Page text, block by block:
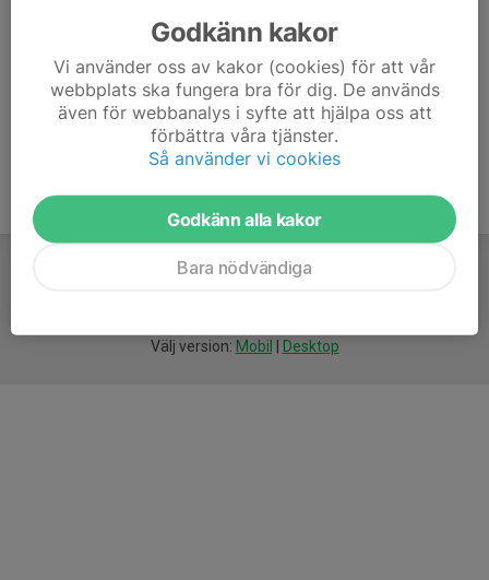
Välj version: Mobil Desktop
Godkänn kakor
Vi använder oss av kakor (cookies) för att vår
webbplats ska fungera bra för dig. De används
även för webbanalys i syfte att hjälpa oss att
förbättra våra tjänster.
Så använder vi cookies
Godkänn alla kakor
Bara nödvändiga